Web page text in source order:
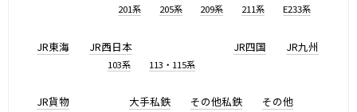
201系 205系 209系 211系 E233系
JR東海 JR西日本
103系 113・115系
JR四国 JR九州
JR貨物 大手私鉄 その他私鉄 その他